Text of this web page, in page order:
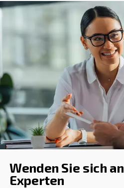
Verwendung von zwei
nacheinander kann dazu
Regelmäßige Inspektionen:
Anzeichen von Verschleiß
könnten.
Die Bedeutung
Die Auswahl eines
entspricht, ist entscheidend,